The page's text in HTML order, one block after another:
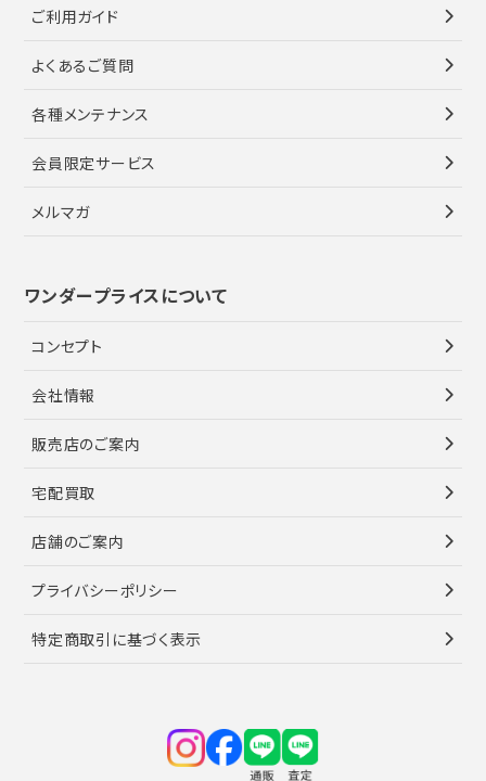
ご利用ガイド
よくあるご質問
各種メンテナンス
会員限定サービス
メルマガ
ワンダープライスについて
コンセプト
会社情報
販売店のご案内
宅配買取
店舗のご案内
プライバシーポリシー
特定商取引に基づく表示